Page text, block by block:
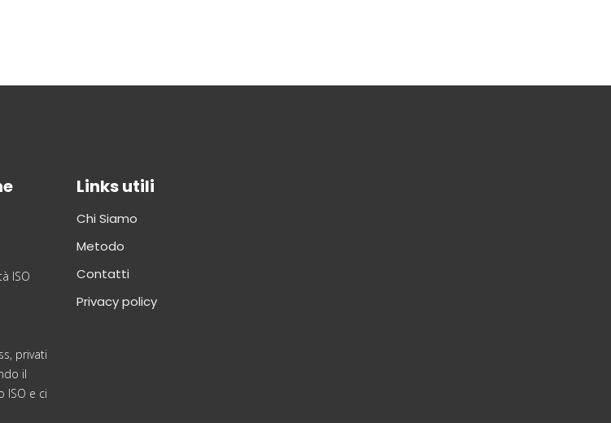
privati
il
ISO e ci
Links utili
Chi Siamo
Metodo
Contatti
Privacy policy